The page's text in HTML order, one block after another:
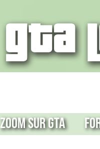
Zoom sur GTA